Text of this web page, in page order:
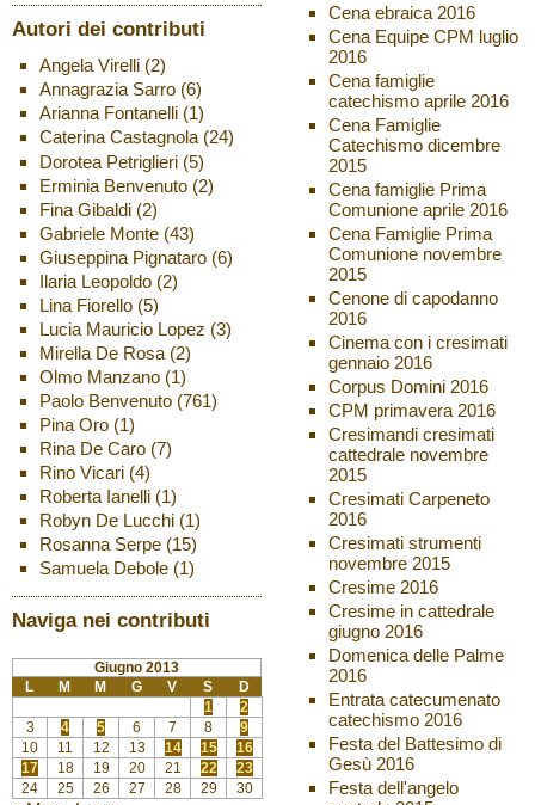
Autori dei contributi
Angela Virelli(2)
Annagrazia Sarro(6)
Arianna Fontanelli(1)
Caterina Castagnola(24)
Dorotea Petriglieri(5)
Erminia Benvenuto(2)
Fina Gibaldi(2)
Gabriele Monte(43)
Giuseppina Pignataro(6)
Ilaria Leopoldo(2)
Lina Fiorello(5)
Lucia Mauricio Lopez (3)
Mirella De Rosa(2)
Olmo Manzano(1)
Paolo Benvenuto(761)
Pina Oro(1)
Rina De Caro(7)
Rino Vicari(4)
Roberta Ianelli(1)
Robyn De Lucchi(1)
Rosanna Serpe(15)
Samuela Debole(1)
Naviga nei contributi
Giugno 2013
L
M M G V S
D
1
2
3
4 5 6 7 8
9
10
11 12 13 14 15
16
17
18 19 20 21 22
23
24
25 26 27 28 29 30
Cena ebraica 2016
Cena Equipe CPM luglio
2016
Cena famiglie
catechismo aprile 2016
Cena Famiglie
Catechismo dicembre
2015
Cena famiglie Prima
Comunione aprile 2016
Cena Famiglie Prima
Comunione novembre
2015
Cenone di capodanno
2016
Cinema con i cresimati
gennaio 2016
Corpus Domini 2016
CPM primavera 2016
Cresimandi cresimati
cattedrale novembre
2015
Cresimati Carpeneto
2016
Cresimati strumenti
novembre 2015
Cresime 2016
Cresime in cattedrale
giugno 2016
Domenica delle Palme
2016
Entrata catecumenato
catechismo 2016
Festa del Battesimo di
Gesù 2016
Festa dell'angelo